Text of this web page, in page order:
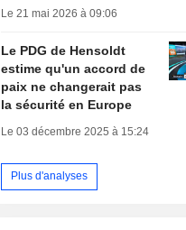
Le 21 mai 2026 à 09:06
Le PDG de Hensoldt
estime qu'un accord de
paix ne changerait pas
la sécurité en Europe
Le 03 décembre 2025 à 15:24
Plus d'analyses